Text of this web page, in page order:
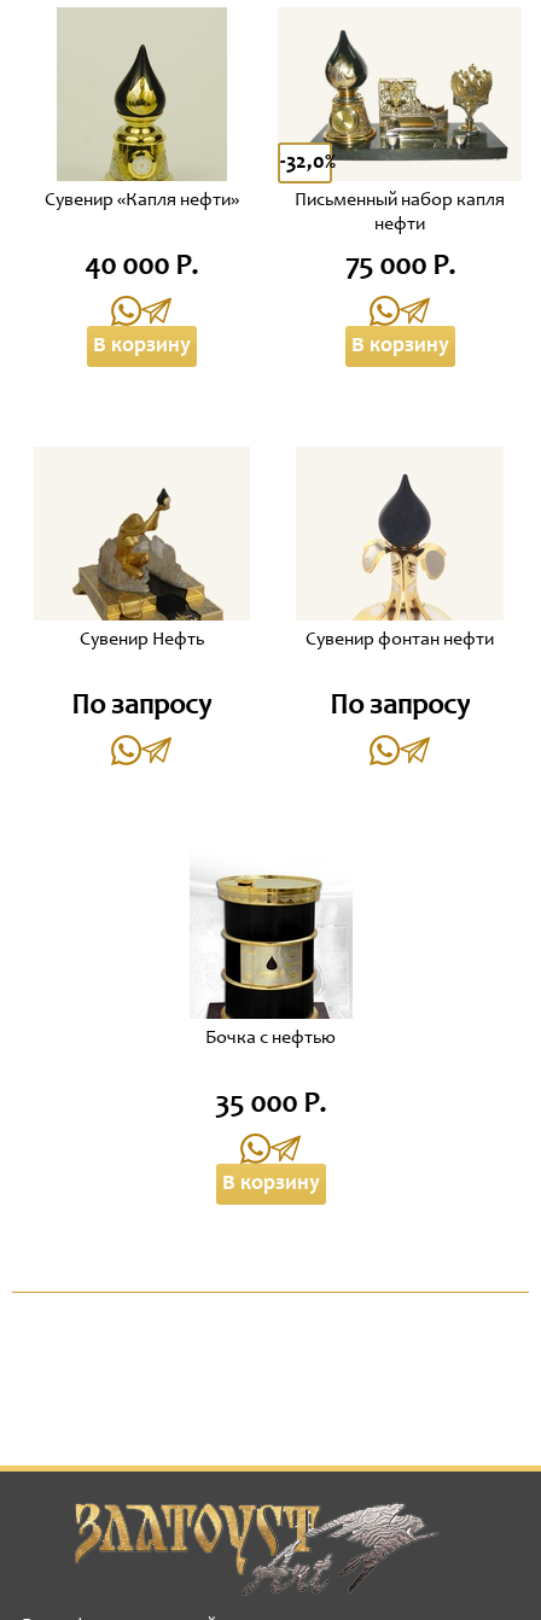
Сувенир «Капля нефти»
40 000 Р.
В корзину
Письменный набор капля
нефти
-32,0%
75 000 Р.
В корзину
Сувенир Нефть
По запросу
Сувенир фонтан нефти
По запросу
Бочка с нефтью
35 000 Р.
В корзину